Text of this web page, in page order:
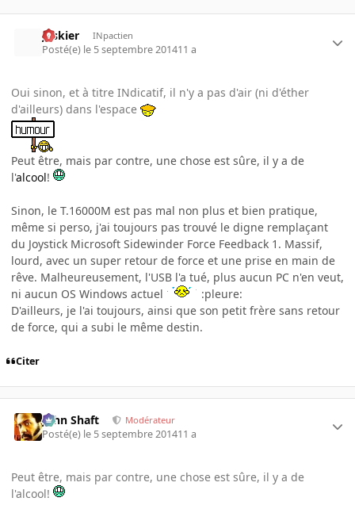
Jaskier INpactien
Posté(e) le 5 septembre 201411 a
Oui sinon, et à titre INdicatif, il n'y a pas d'air (ni d'éther
d'ailleurs) dans l'espace
Peut être, mais par contre, une chose est sûre, il y a de
l'alcool!
Sinon, le T.16000M est pas mal non plus et bien pratique,
même si perso, j'ai toujours pas trouvé le digne remplaçant
du Joystick Microsoft Sidewinder Force Feedback 1. Massif,
lourd, avec un super retour de force et une prise en main de
rêve. Malheureusement, l'USB l'a tué, plus aucun PC n'en veut,
ni aucun OS Windows actuel
:pleure:
D'ailleurs, je l'ai toujours, ainsi que son petit frère sans retour
de force, qui a subi le même destin.
Citer
John Shaft Modérateur
Posté(e) le 5 septembre 201411 a
Peut être, mais par contre, une chose est sûre, il y a de
l'alcool!